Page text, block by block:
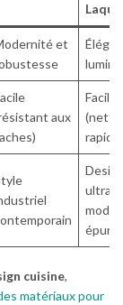
Laqué
et
aux
Facile
ultra-
épuré
cuisine,
matériaux pour